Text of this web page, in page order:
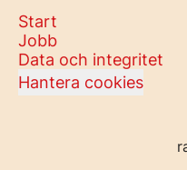
Start
Jobb
Data och integritet
Hantera cookies